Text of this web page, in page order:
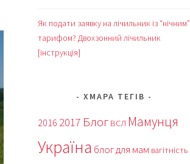
Як подати заявку на лічильник із “нічним”
тарифом? Двохзонний лічильник
[інструкція]
ХМАРА ТЕГІВ
2016 2017 Блог ВСЛ Мамунця
Україна блог для мам вагітність